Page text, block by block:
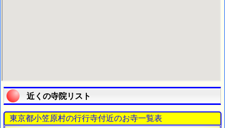
近くの寺院リスト
東京都小笠原村の行行寺付近のお寺一覧表